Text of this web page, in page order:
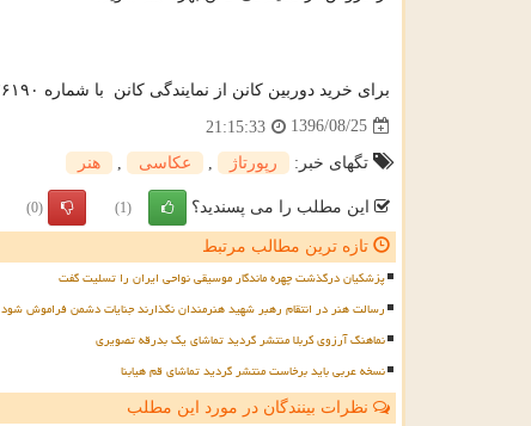
برای خرید دوربین کانن از نمایندگی کانن با شماره ۶۶۵۷۶۱۹۰ – ۰۲۱ تماس حاصل فرمایید
1396/08/25
21:15:33
تگهای خبر: رپورتاژ عكاسی هنر
این مطلب را می پسندید؟ (1)
(0)
تازه ترین مطالب مرتبط
پزشکیان درگذشت چهره ماندگار موسیقی نواحی ایران را تسلیت گفت
رسالت هنر در انتقام رهبر شهید هنرمندان نگذارند جنایات دشمن فراموش شود
نماهنگ آرزوی کربلا منتشر گردید تماشای یک بدرقه تصویری
نسخه عربی باید برخاست منتشر گردید تماشای قم هیابنا
نظرات بینندگان در مورد این مطلب